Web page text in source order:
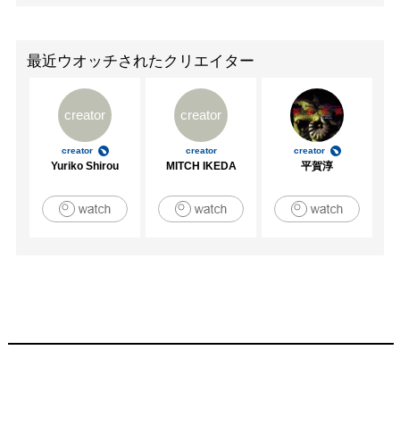
最近ウオッチされたクリエイター
creator
creator
Yuriko Shirou
creator
creator
MITCH IKEDA
creator
平賀淳